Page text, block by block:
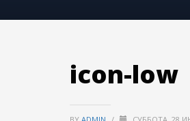
icon-low